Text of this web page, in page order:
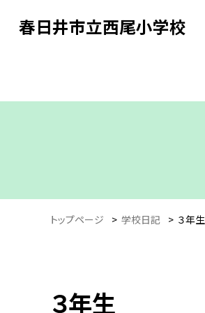
春日井市立西尾小学校
トップページ > 学校日記 > ３年生
３年生